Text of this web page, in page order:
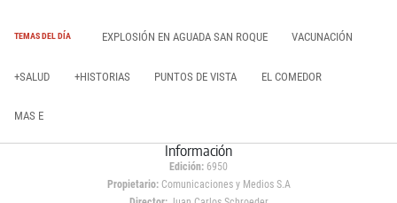
TEMAS DEL DÍA EXPLOSIÓN EN AGUADA SAN ROQUE VACUNACIÓN
+SALUD +HISTORIAS PUNTOS DE VISTA EL COMEDOR
MAS E
Información
Edición: 6950
Propietario:Comunicaciones y Medios S.A